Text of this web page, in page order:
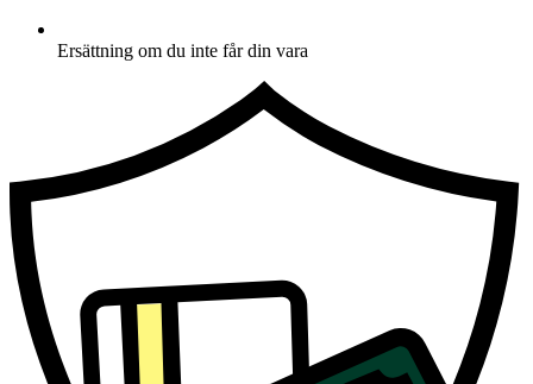
Ersättning om du inte får din vara